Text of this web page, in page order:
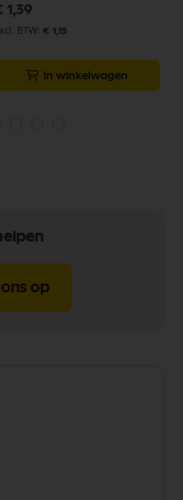
1,39
€ 1,15
In winkelwagen
op